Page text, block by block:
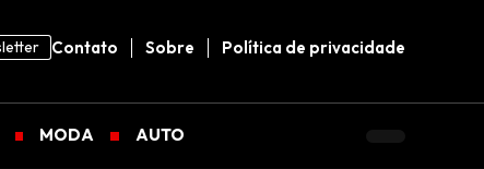
Contato Sobre Política de privacidade
MODA AUTO